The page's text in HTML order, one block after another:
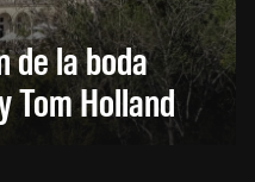
de la boda
Tom Holland